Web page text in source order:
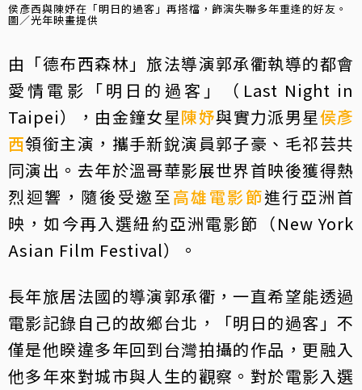
侯彥西與陳妤在「明日的過客」再搭檔，飾演失聯多年重逢的好友。
圖／光年映畫提供
由「德布西森林」旅法導演郭承衢執導的都會
愛情電影「明日的過客」（Last Night in
Taipei），由金鐘女星陳妤與實力派男星侯彥
西領銜主演，攜手新銳演員郭子豪、毛祁芸共
同演出。去年於溫哥華影展世界首映後獲得熱
烈迴響，隨後受邀至高雄電影節進行亞洲首
映，如今再入選紐約亞洲電影節（New York
Asian Film Festival）。
長年旅居法國的導演郭承衢，一直希望能透過
電影記錄自己的故鄉台北，「明日的過客」不
僅是他睽違多年回到台灣拍攝的作品，更融入
他多年來對城市與人生的觀察。對於電影入選